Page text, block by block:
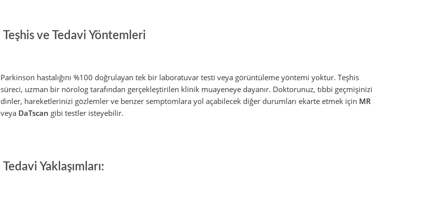
Teşhis ve Tedavi Yöntemleri
Parkinson hastalığını %100 doğrulayan tek bir laboratuvar testi veya görüntüleme yöntemi yoktur. Teşhis
süreci, uzman bir nörolog tarafından gerçekleştirilen klinik muayeneye dayanır. Doktorunuz, tıbbi geçmişinizi
dinler, hareketlerinizi gözlemler ve benzer semptomlara yol açabilecek diğer durumları ekarte etmek için MR
veya DaTscan gibi testler isteyebilir.
Tedavi Yaklaşımları: